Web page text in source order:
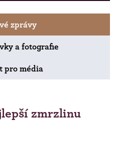
zprávy
a fotografie
pro média
zmrzlinu